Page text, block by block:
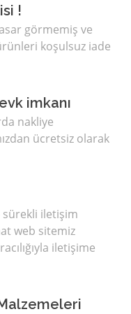
!
görmemiş ve
koşulsuz iade
imkanı
nakliye
ücretsiz olarak
sürekli iletişim
web sitemiz
iletişime